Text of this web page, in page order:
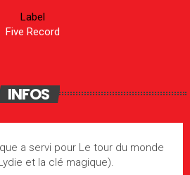
Label
Five Record
INFOS
a servi pour Le tour du monde
et la clé magique).